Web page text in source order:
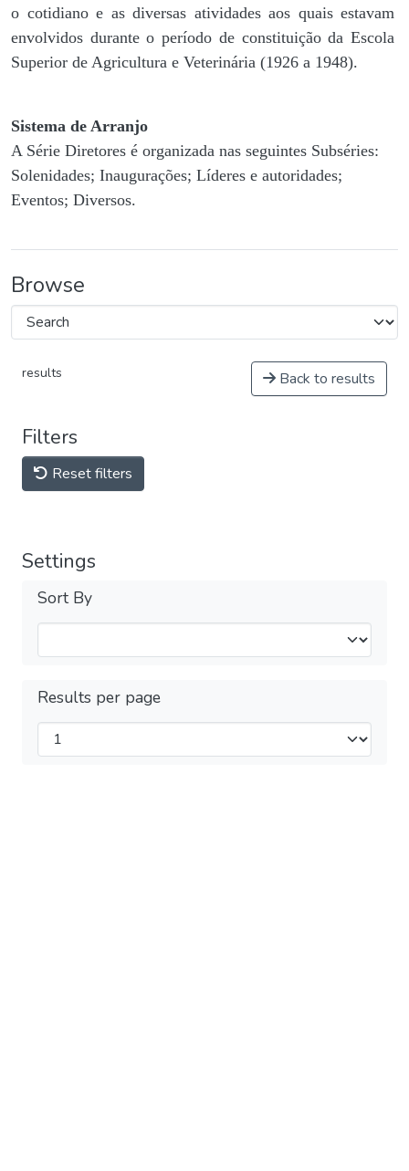
o cotidiano e as diversas atividades aos quais estavam
envolvidos durante o período de constituição da Escola
Superior de Agricultura e Veterinária (1926 a 1948).
Sistema de Arranjo
A Série Diretores é organizada nas seguintes Subséries:
Solenidades; Inaugurações; Líderes e autoridades;
Eventos; Diversos.
Browse
results Back to results
Filters
Reset filters
Settings
Sort By
Results per page